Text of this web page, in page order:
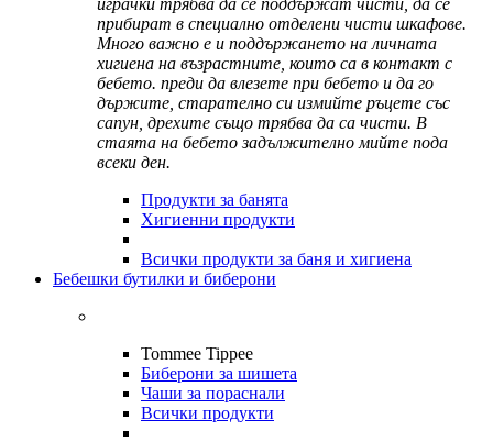
играчки трябва да се поддържат чисти, да се
прибират в специално отделени чисти шкафове.
Много важно е и поддържането на личната
хигиена на възрастните, които са в контакт с
бебето. преди да влезете при бебето и да го
държите, старателно си измийте ръцете със
сапун, дрехите също трябва да са чисти. В
стаята на бебето задължително мийте пода
всеки ден.
Продукти за банята
Хигиенни продукти
Всички продукти за баня и хигиена
Бебешки бутилки и биберони
Tommee Tippee
Биберони за шишета
Чаши за пораснали
Всички продукти